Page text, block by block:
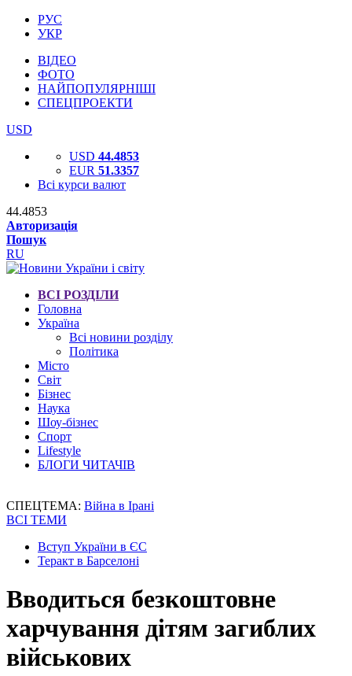
РУС
УКР
ВІДЕО
ФОТО
НАЙПОПУЛЯРНІШІ
СПЕЦПРОЕКТИ
USD
USD 44.4853
EUR 51.3357
Всі курси валют
44.4853
Авторизація
Пошук
RU
ВСІ РОЗДІЛИ
Головна
Україна
Всі новини розділу
Політика
Місто
Світ
Бізнес
Наука
Шоу-бізнес
Спорт
Lifestyle
БЛОГИ ЧИТАЧІВ
СПЕЦТЕМА: Війна в Ірані
ВСІ ТЕМИ
Вступ України в ЄС
Теракт в Барселоні
Вводиться безкоштовне
харчування дітям загиблих
військових